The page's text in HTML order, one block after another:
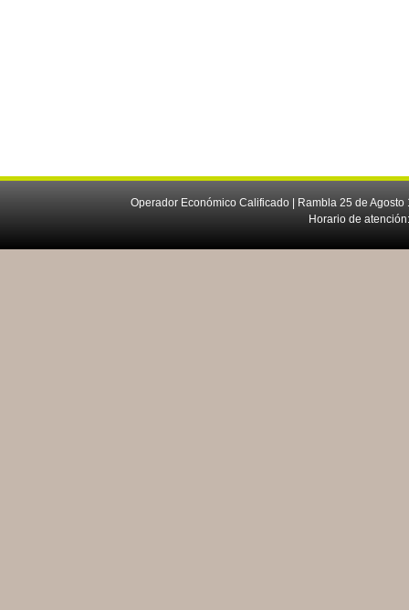
Operador Económico Calificado | Rambla 25 de
Horario de